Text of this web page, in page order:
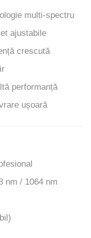
multi-spectru
ajustabile
crescută
performanță
ușoară
nm / 1064 nm